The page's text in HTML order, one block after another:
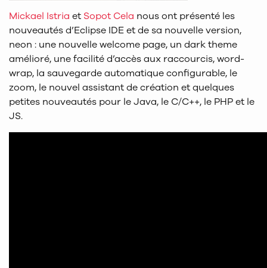
Mickael Istria et Sopot Cela nous ont présenté les
nouveautés d’Eclipse IDE et de sa nouvelle version,
neon : une nouvelle welcome page, un dark theme
amélioré, une facilité d’accès aux raccourcis, word-
wrap, la sauvegarde automatique configurable, le
zoom, le nouvel assistant de création et quelques
petites nouveautés pour le Java, le C/C++, le PHP et le
JS.